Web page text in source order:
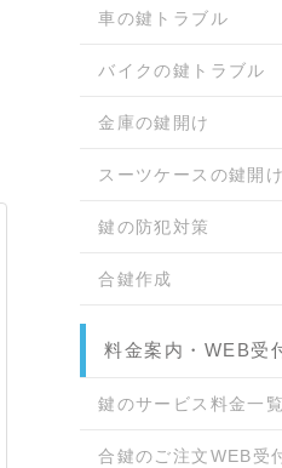
車の鍵トラブル
バイクの鍵トラブル
金庫の鍵開け
スーツケースの鍵開け
鍵の防犯対策
合鍵作成
料金案内・WEB受
鍵のサービス料金一覧
合鍵のご注文WEB受